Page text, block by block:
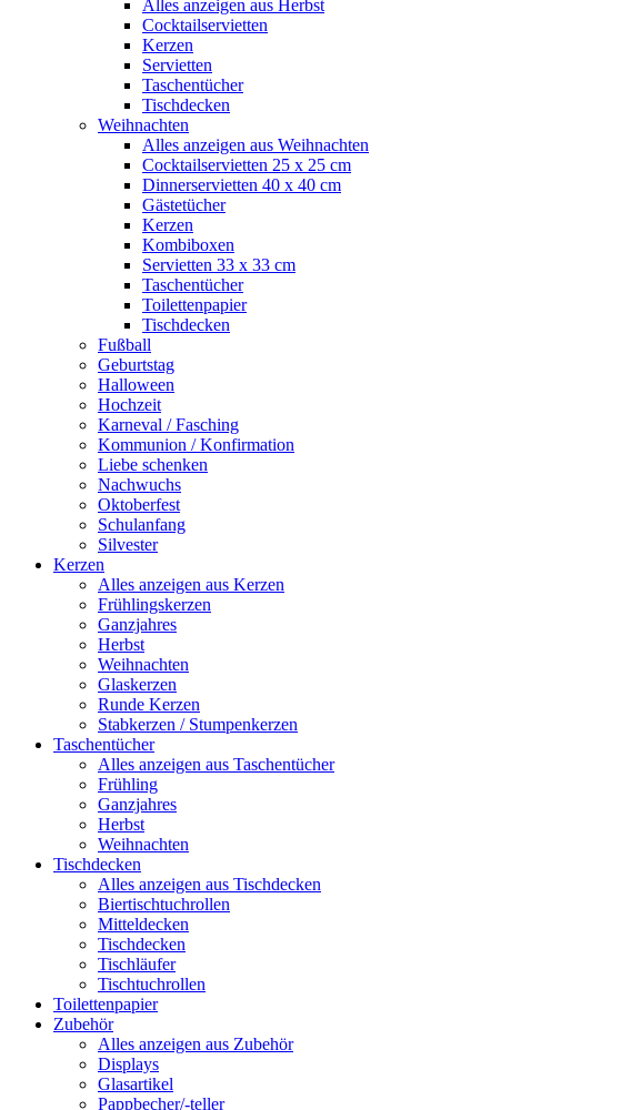
Alles anzeigen aus Herbst
Cocktailservietten
Kerzen
Servietten
Taschentücher
Tischdecken
Weihnachten
Alles anzeigen aus Weihnachten
Cocktailservietten 25 x 25 cm
Dinnerservietten 40 x 40 cm
Gästetücher
Kerzen
Kombiboxen
Servietten 33 x 33 cm
Taschentücher
Toilettenpapier
Tischdecken
Fußball
Geburtstag
Halloween
Hochzeit
Karneval / Fasching
Kommunion / Konfirmation
Liebe schenken
Nachwuchs
Oktoberfest
Schulanfang
Silvester
Kerzen
Alles anzeigen aus Kerzen
Frühlingskerzen
Ganzjahres
Herbst
Weihnachten
Glaskerzen
Runde Kerzen
Stabkerzen / Stumpenkerzen
Taschentücher
Alles anzeigen aus Taschentücher
Frühling
Ganzjahres
Herbst
Weihnachten
Tischdecken
Alles anzeigen aus Tischdecken
Biertischtuchrollen
Mitteldecken
Tischdecken
Tischläufer
Tischtuchrollen
Toilettenpapier
Zubehör
Alles anzeigen aus Zubehör
Displays
Glasartikel
Pappbecher/-teller